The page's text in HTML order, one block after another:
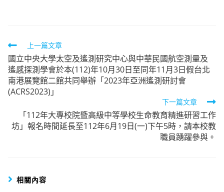
Read
more
articles
上一篇文章
國立中央大學太空及遙測研究中心與中華民國航空測量及
遙感探測學會於本(112)年10月30日至同年11月3日假台北
南港展覽館二館共同舉辦「2023年亞洲遙測研討會
(ACRS2023)」
下一篇文章
「112年大專校院暨高級中等學校生命教育精進研習工作
坊」報名時間延長至112年6月19日(一)下午5時，請本校教
職員踴躍參與。
相關內容